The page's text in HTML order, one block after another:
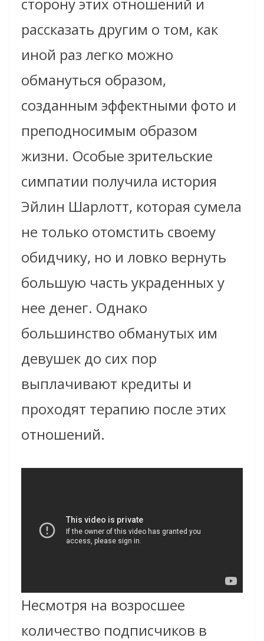
рассказать другим о том, как
иной раз легко можно
обмануться образом,
созданным эффектными фото и
преподносимым образом
жизни. Особые зрительские
симпатии получила история
Эйлин Шарлотт, которая сумела
не только отомстить своему
обидчику, но и ловко вернуть
большую часть украденных у
нее денег. Однако
большинство обманутых им
девушек до сих пор
выплачивают кредиты и
проходят терапию после этих
отношений.
Несмотря на возросшее
количество подписчиков в